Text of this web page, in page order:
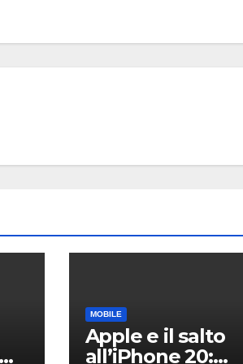
MOBILE
Apple e il salto
all’iPhone 20:
250
motivi